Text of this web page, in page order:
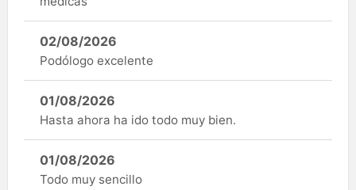
02/08/2026
Podólogo excelente
01/08/2026
Hasta ahora ha ido todo muy bien.
01/08/2026
Todo muy sencillo